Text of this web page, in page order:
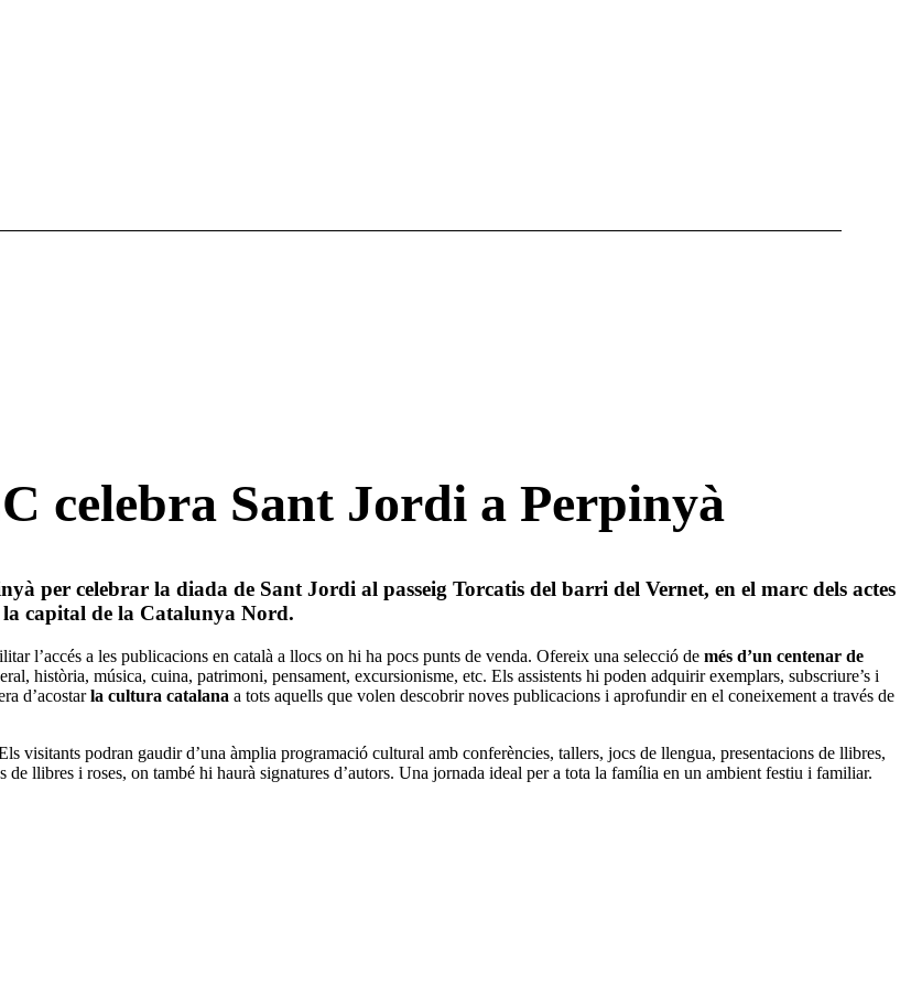
celebra Sant Jordi a Perpinyà
per celebrar la diada de Sant Jordi al passeig Torcatis del barri del Vernet, en el marc dels actes
capital de la Catalunya Nord.
l’accés a les publicacions en català a llocs on hi ha pocs punts de venda. Ofereix una selecció de més d’un centenar de
història, música, cuina, patrimoni, pensament, excursionisme, etc. Els assistents hi poden adquirir exemplars, subscriure’s i
d’acostarla cultura catalana a tots aquells que volen descobrir noves publicacions i aprofundir en el coneixement a través de
visitants podran gaudir d’una àmplia programació cultural amb conferències, tallers, jocs de llengua, presentacions de llibres,
llibres i roses, on també hi haurà signatures d’autors. Una jornada ideal per a tota la família en un ambient festiu i familiar.